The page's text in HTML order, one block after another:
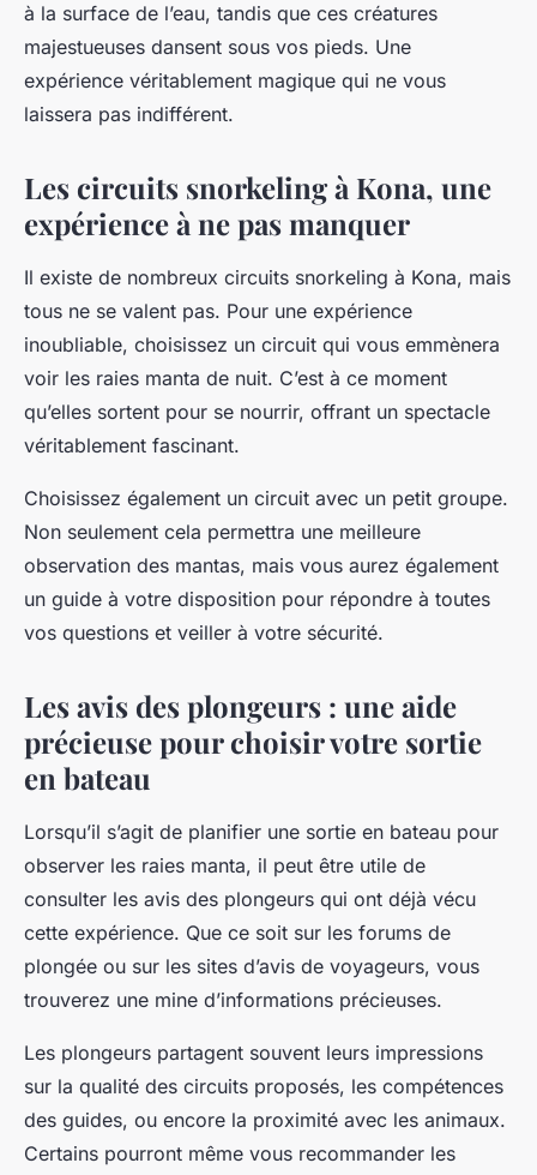
à la surface de l’eau, tandis que ces créatures
majestueuses dansent sous vos pieds. Une
expérience véritablement magique qui ne vous
laissera pas indifférent.
Les circuits snorkeling à Kona, une
expérience à ne pas manquer
Il existe de nombreux circuits snorkeling à Kona, mais
tous ne se valent pas. Pour une expérience
inoubliable, choisissez un circuit qui vous emmènera
voir les raies manta de nuit. C’est à ce moment
qu’elles sortent pour se nourrir, offrant un spectacle
véritablement fascinant.
Choisissez également un circuit avec un petit groupe.
Non seulement cela permettra une meilleure
observation des mantas, mais vous aurez également
un guide à votre disposition pour répondre à toutes
vos questions et veiller à votre sécurité.
Les avis des plongeurs : une aide
précieuse pour choisir votre sortie
en bateau
Lorsqu’il s’agit de planifier une sortie en bateau pour
observer les raies manta, il peut être utile de
consulter les avis des plongeurs qui ont déjà vécu
cette expérience. Que ce soit sur les forums de
plongée ou sur les sites d’avis de voyageurs, vous
trouverez une mine d’informations précieuses.
Les plongeurs partagent souvent leurs impressions
sur la qualité des circuits proposés, les compétences
des guides, ou encore la proximité avec les animaux.
Certains pourront même vous recommander les